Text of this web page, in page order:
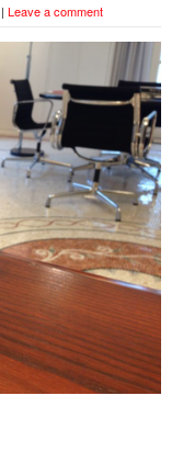
| Leave a comment